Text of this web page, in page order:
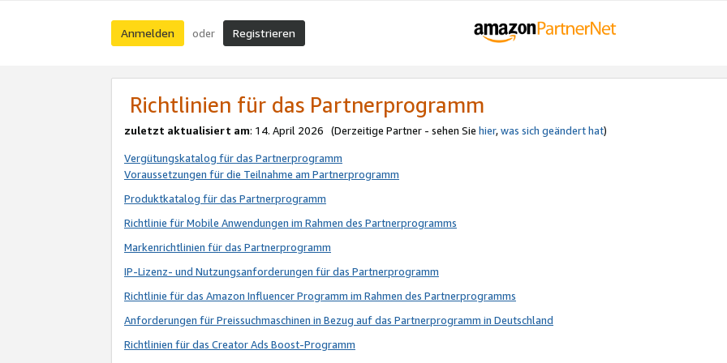
Anmelden oder Registrieren
Richtlinien für das Partnerprogramm
zuletzt aktualisiert am: 14. April 2026 (Derzeitige Partner - sehen Sie hier,was sich geändert hat)
Vergütungskatalog für das Partnerprogramm
Voraussetzungen für die Teilnahme am Partnerprogramm
Produktkatalog für das Partnerprogramm
Richtlinie für Mobile Anwendungen im Rahmen des Partnerprogramms
Markenrichtlinien für das Partnerprogramm
IP-Lizenz- und Nutzungsanforderungen für das Partnerprogramm
Richtlinie für das Amazon Influencer Programm im Rahmen des Partnerprogramms
Anforderungen für Preissuchmaschinen in Bezug auf das Partnerprogramm in Deutschland
Richtlinien für das Creator Ads Boost-Programm